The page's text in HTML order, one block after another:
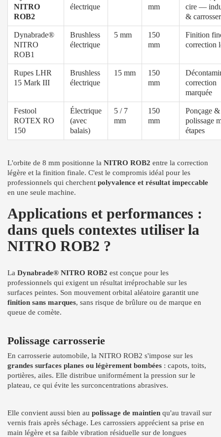
NITRO
ROB2
électrique
mm
cire —
&
Dynabrade®
NITRO
ROB1
Brushless
électrique
5 mm
150
mm
Finition
correction
Rupes LHR
15 Mark III
Brushless
électrique
15 mm
150
mm
correction
marquée
Festool
ROTEX RO
150
Électrique
(avec
balais)
5 / 7
mm
150
mm
Ponçage &
polissage
étapes
L'orbite de 8 mm positionne la NITRO ROB2 entre la correction
légère et la finition finale. C'est le compromis idéal pour les
professionnels qui cherchent polyvalence et résultat impeccable
en une seule machine.
Applications et performances :
dans quels contextes utiliser la
NITRO ROB2 ?
La Dynabrade® NITRO ROB2 est conçue pour les
professionnels qui exigent un résultat irréprochable sur les
surfaces peintes. Son mouvement orbital aléatoire garantit une
finition sans marques, sans risque de brûlure ou de marque en
queue de comète.
Polissage carrosserie
En carrosserie automobile, la NITRO ROB2 s'impose sur les
grandes surfaces planes ou légèrement bombées : capots, toits,
portières, ailes. Elle distribue uniformément la pression sur le
plateau, ce qui évite les surconcentrations abrasives.
Elle convient aussi bien au polissage de maintien qu'au travail sur
vernis frais après séchage. Les carrossiers apprécient sa prise en
main légère et sa faible vibration résiduelle sur de longues